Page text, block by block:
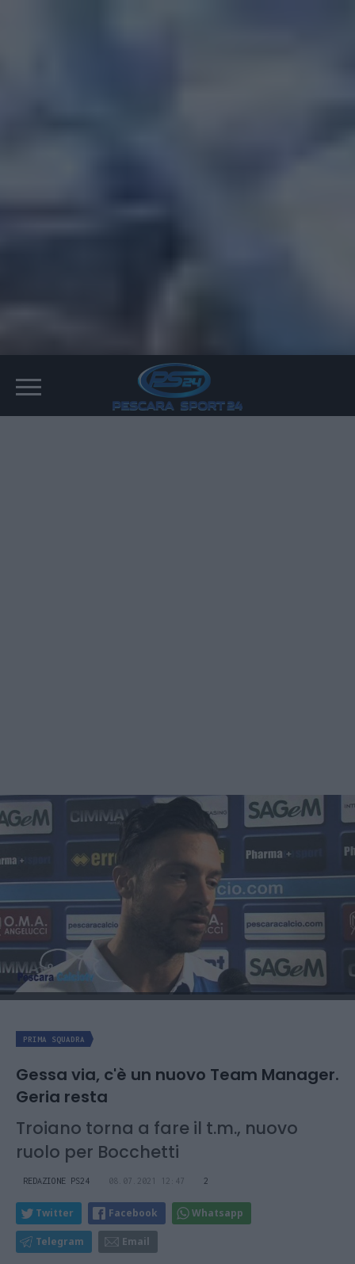
PRIMA SQUADRA
Gessa via, c'è un nuovo Team Manager.
Geria resta
Troiano torna a fare il t.m., nuovo
ruolo per Bocchetti
REDAZIONE PS24 08.07.2021 12:47 2
Twitter Facebook Whatsapp
Telegram Email